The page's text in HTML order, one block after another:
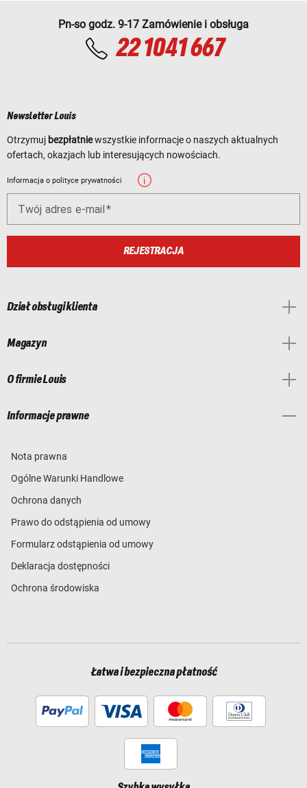
Pn-so godz. 9-17 Zamówienie i obsługa
22 1041 667
Newsletter Louis
Otrzymuj bezpłatniewszystkie informacje o naszych aktualnych
ofertach, okazjach lub interesujących nowościach.
Informacja o polityce prywatności
Twój adres e-mail
REJESTRACJA
Dział obsługi klienta
Magazyn
O firmie Louis
Informacje prawne
Nota prawna
Ogólne Warunki Handlowe
Ochrona danych
Prawo do odstąpienia od umowy
Formularz odstąpienia od umowy
Deklaracja dostępności
Ochrona środowiska
Łatwa i bezpieczna płatność